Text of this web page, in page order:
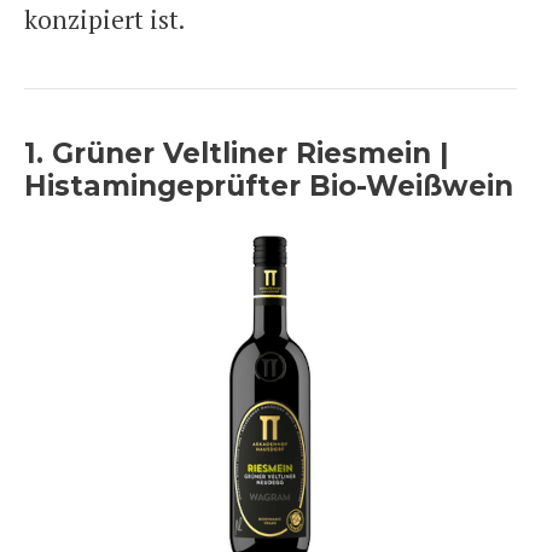
konzipiert ist.
1. Grüner Veltliner Riesmein |
Histamingeprüfter Bio-Weißwein